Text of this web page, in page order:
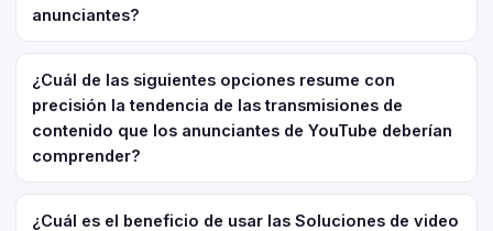
anunciantes?
¿Cuál de las siguientes opciones resume con
precisión la tendencia de las transmisiones de
contenido que los anunciantes de YouTube deberían
comprender?
¿Cuál es el beneficio de usar las Soluciones de video